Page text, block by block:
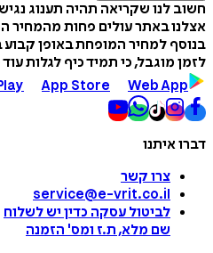
חשוב לנו שקריאה תהיה תענוג
אצלנו באתר עולים פחות מהמחיר
בנוסף למחיר המופחת באופן
לזמן מוגבל, כי תמיד כיף לגלות
App Store Web App
דברו איתנו
צרו קשר
service@e-vrit.co.il
לביטול עסקה כדין יש לשלוח
שם מלא, ת.ז ומס' הזמנה